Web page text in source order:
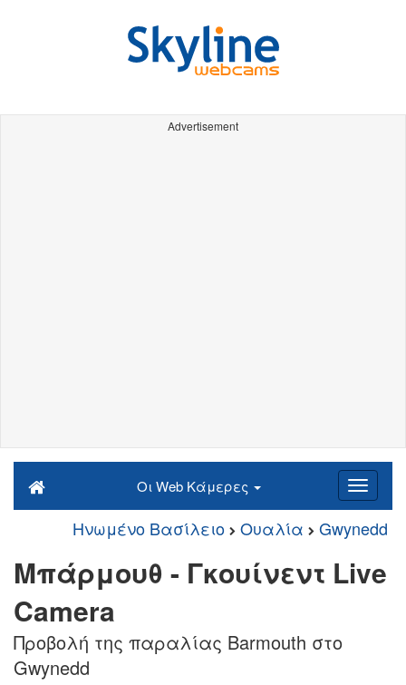
Advertisement
Οι Web Κάμερες
Ηνωμένο Βασίλειο Ουαλία Gwynedd
Μπάρμουθ - Γκουίνεντ Live
Camera
Προβολή της παραλίας Barmouth στο
Gwynedd